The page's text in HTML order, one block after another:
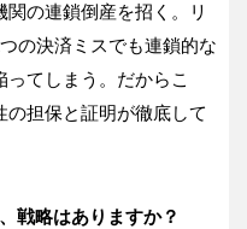
関の連鎖倒産を招く。リ
の決済ミスでも連鎖的な
てしまう。だからこ
担保と証明が徹底して
戦略はありますか？